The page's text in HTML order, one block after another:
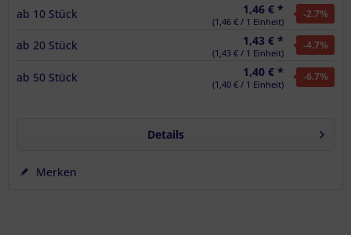
ab 10 Stück 1,46 € *
(1,46 € / 1 Einheit)
-2.7%
ab 20 Stück 1,43 € *
(1,43 € / 1 Einheit)
-4.7%
ab 50 Stück 1,40 € *
(1,40 € / 1 Einheit)
-6.7%
Details
Merken